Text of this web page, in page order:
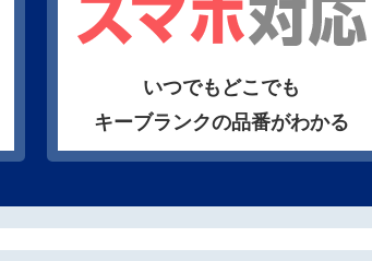
いつでもどこでも
キーブランクの品番がわかる